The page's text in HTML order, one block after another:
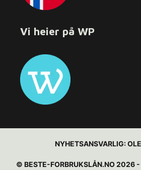
Vi heier på WP
NYHETSANSVARLIG:
© BESTE-FORBRUKSLÅN.NO 2026 -